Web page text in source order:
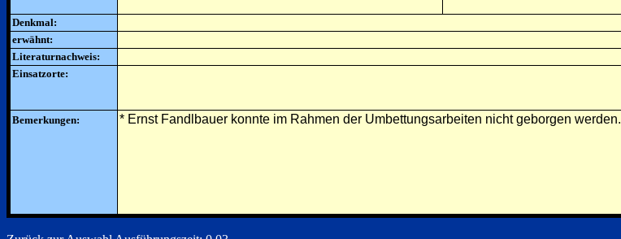
Denkmal:
erwähnt:
Literaturnachweis:
Einsatzorte:
Bemerkungen: * Ernst Fandlbauer konnte im Rahmen der Umbettungsarbeiten nicht geborgen werden.